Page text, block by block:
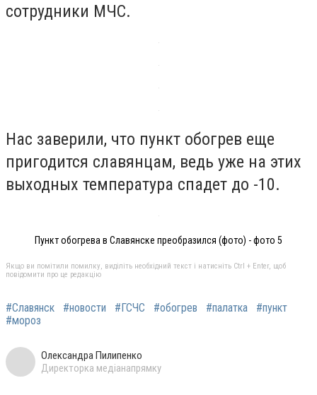
сотрудники МЧС.
Нас заверили, что пункт обогрев еще
пригодится славянцам, ведь уже на этих
выходных температура спадет до -10.
Пункт обогрева в Славянске преобразился (фото) - фото 5
Якщо ви помітили помилку, виділіть необхідний текст і натисніть Ctrl + Enter, щоб
повідомити про це редакцію
#Славянск #новости #ГСЧС #обогрев #палатка
#пункт
#мороз
Олександра Пилипенко
Директорка медіанапрямку